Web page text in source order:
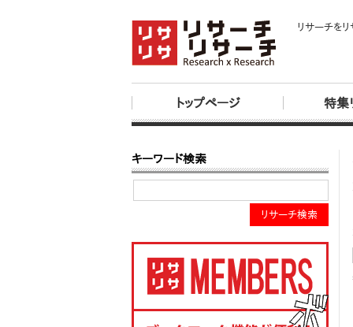
リサーチを
トップページ 特集
キーワード検索
リサーチ検索